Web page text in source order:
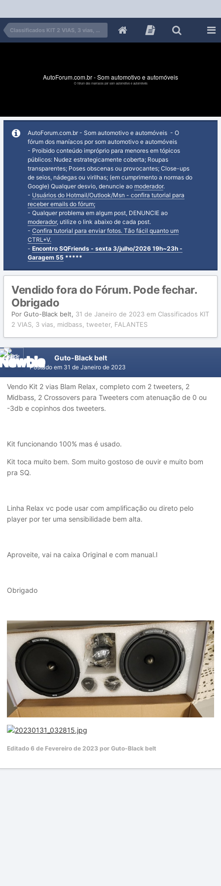
Classificados KIT 2 VIAS, 3 vias, midbass, tweeter, FALANTES
AutoForum.com.br - Som automotivo e automóveis
O fórum dos maníacos por som automotivo e automóveis
AutoForum.com.br - Som automotivo e automóveis - O
fórum dos maníacos por som automotivo e automóveis
- Proibido conteúdo impróprio para menores em tópicos
públicos: Nudez estrategicamente coberta; Roupas
transparentes; Poses obscenas ou provocantes; Close-ups
de seios, nádegas ou virilhas; (em cumprimento a normas do
Google) Qualquer desvio, denuncie ao moderador.
- Usuários do Hotmail/Outlook/Msn - confira tutorial para
receber emails do fórum;
- Qualquer problema em algum post, DENUNCIE ao
moderador, utilize o link abaixo de cada post.
- Confira tutorial para enviar fotos. Tão fácil quanto um
CTRL+V.
- Encontro SQFriends - sexta 3/julho/2026 19h~23h -
Garagem 55 *****
Vendido fora do Fórum. Pode fechar.
Obrigado
Por Guto-Black belt, 31 de Janeiro de 2023 em Classificados KIT
2 VIAS, 3 vias, midbass, tweeter, FALANTES
Guto-Black belt
Postado em 31 de Janeiro de 2023
Vendo Kit 2 vias Blam Relax, completo com 2 tweeters, 2
Midbass, 2 Crossovers para Tweeters com atenuação de 0 ou
-3db e copinhos dos tweeters.
Kit funcionando 100% mas é usado.
Kit toca muito bem. Som muito gostoso de ouvir e muito bom
pra SQ.
Linha Relax vc pode usar com amplificação ou direto pelo
player por ter uma sensibilidade bem alta.
Aproveite, vai na caixa Original e com manual.l
Obrigado
Editado 6 de Fevereiro de 2023 por Guto-Black belt